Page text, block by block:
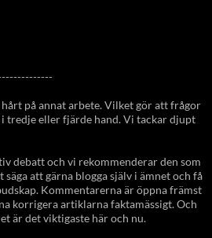
på annat arbete. Vilket gör att frågor
tredje eller fjärde hand. Vi tackar djupt
debatt och vi rekommenderar den som
att gärna blogga själv i ämnet och få
Kommentarerna är öppna främst
korrigera artiklarna faktamässigt. Och
är det viktigaste här och nu.